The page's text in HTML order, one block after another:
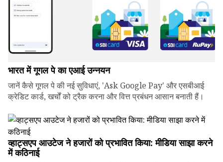
भारत में गूगल पे का एआई उन्नयन
जानें कैसे गूगल पे की नई सुविधाएं, 'Ask Google Pay' और एसबीआई
क्रेडिट कार्ड, खर्चों को ट्रैक करना और वित्त प्रबंधन आसान बनाती हैं।
व्हाट्सएप आउटेज ने हजारों को प्रभावित किया: मीडिया साझा करने
में कठिनाई